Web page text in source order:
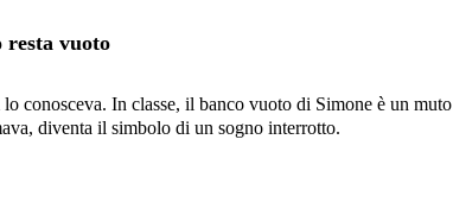
vuoto
conosceva. In classe, il banco vuoto di Simone è un muto
diventa il simbolo di un sogno interrotto.